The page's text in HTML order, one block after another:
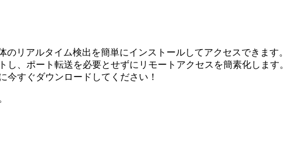
リアルタイム検出を簡単にインストールしてアクセスできま
、ポート転送を必要とせずにリモートアクセスを簡素化します
今すぐダウンロードしてください！